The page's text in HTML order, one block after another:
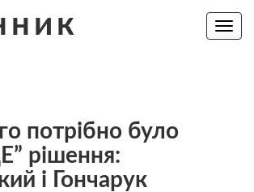
Toggle
потрібно було
рішення:
і Гончарук